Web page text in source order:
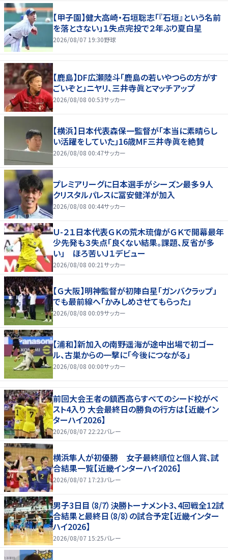
【甲子園】健大高崎・石垣聡志「『石垣』という名前
を落とさない」１失点完投で２年ぶり夏白星
2026/08/07 19:30野球
【鹿島】DF広瀬陸斗「鹿島の若いやつらの方がす
ごいぞと」ニヤリ、三井寺眞とマッチアップ
2026/08/08 00:53サッカー
【横浜】日本代表森保一監督が「本当に素晴らし
い活躍をしていた」16歳MF三井寺眞を絶賛
2026/08/08 00:47サッカー
プレミアリーグに日本選手がシーズン最多９人
クリスタルパレスに冨安健洋が加入
2026/08/08 00:44サッカー
Ｕ-２１日本代表ＧＫの荒木琉偉がＧＫで開幕最年
少先発も３失点「良くない結果。課題、反省が多
い」 ほろ苦いＪ１デビュー
2026/08/08 00:21サッカー
【Ｇ大阪】明神監督が初陣白星「ガンバクラップ」
でも最前線へ「かみしめさせてもらった」
2026/08/08 00:09サッカー
【浦和】新加入の南野遥海が途中出場で初ゴー
ル、古巣からの一撃に「今後につながる」
2026/08/08 00:00サッカー
前回大会王者の鎮西高らすべてのシード校がベ
スト4入り 大会最終日の勝負の行方は【近畿イン
ターハイ2026】
2026/08/07 22:22バレー
横浜隼人が初優勝 女子最終順位と個人賞、試
合結果一覧【近畿インターハイ2026】
2026/08/07 17:23バレー
男子3日目（8/7）決勝トーナメント3、4回戦全12試
合結果と最終日（8/8）の試合予定【近畿インター
ハイ2026】
2026/08/07 15:25バレー